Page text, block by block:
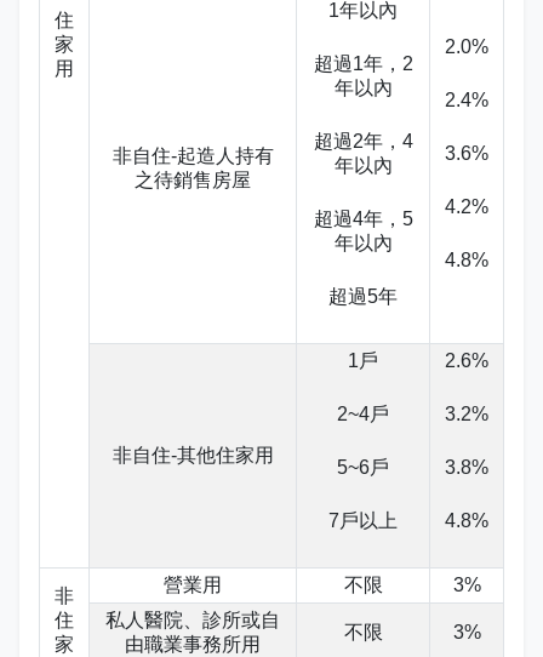
發票專區
招標公告
常見問答
會計園地
地方稅稽徵機關
稅務軟體下載
災害減免專區
交通資訊
本局優良事蹟
住
家
用
非自住-起造人持有
之待銷售房屋
1年以內
超過1年，2
年以內
超過2年，4
年以內
超過4年，5
年以內
超過5年
2.0%
2.4%
3.6%
4.2%
4.8%
非自住-其他住家用
1戶
2~4戶
5~6戶
7戶以上
2.6%
3.2%
3.8%
4.8%
非
住
家
營業用 不限
3%
私人醫院、診所或自
由職業事務所用
不限 3%